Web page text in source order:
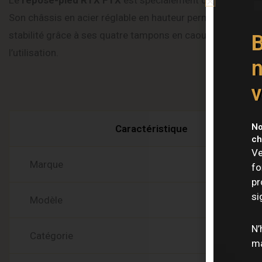
Son châssis en acier réglable en hauteur permet
stabilité grâce à ses quatre tampons en caoutchouc.
Caractéristique
Marque
Modèle
Catégorie